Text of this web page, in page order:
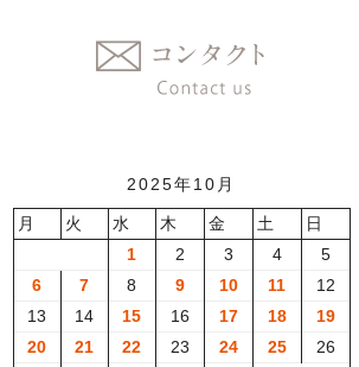
2025年10月
月 火 水 木 金 土
日
1
2 3 4
5
6
7 8 9 10 11
12
13
14 15 16 17 18
19
20
21 22 23 24 25
26